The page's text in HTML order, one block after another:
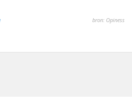
bron: Opiness